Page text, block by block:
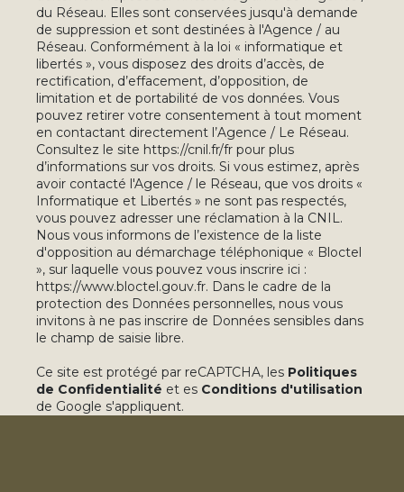
du Réseau. Elles sont conservées jusqu'à demande
de suppression et sont destinées à l'Agence / au
Réseau. Conformément à la loi « informatique et
libertés », vous disposez des droits d’accès, de
rectification, d’effacement, d’opposition, de
limitation et de portabilité de vos données. Vous
pouvez retirer votre consentement à tout moment
en contactant directement l’Agence / Le Réseau.
Consultez le site https://cnil.fr/fr pour plus
d’informations sur vos droits. Si vous estimez, après
avoir contacté l'Agence / le Réseau, que vos droits «
Informatique et Libertés » ne sont pas respectés,
vous pouvez adresser une réclamation à la CNIL.
Nous vous informons de l’existence de la liste
d'opposition au démarchage téléphonique « Bloctel
», sur laquelle vous pouvez vous inscrire ici :
https://www.bloctel.gouv.fr. Dans le cadre de la
protection des Données personnelles, nous vous
invitons à ne pas inscrire de Données sensibles dans
le champ de saisie libre.
Ce site est protégé par reCAPTCHA, les Politiques
de Confidentialité et es Conditions d'utilisation
de Google s'appliquent.